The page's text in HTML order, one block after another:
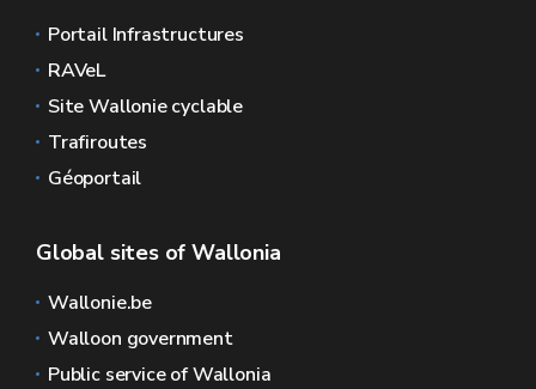
Portail Infrastructures
RAVeL
Site Wallonie cyclable
Trafiroutes
Géoportail
Global sites of Wallonia
Wallonie.be
Walloon government
Public service of Wallonia